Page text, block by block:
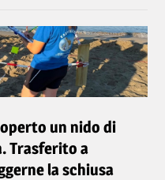
un nido di
Trasferito a
la schiusa